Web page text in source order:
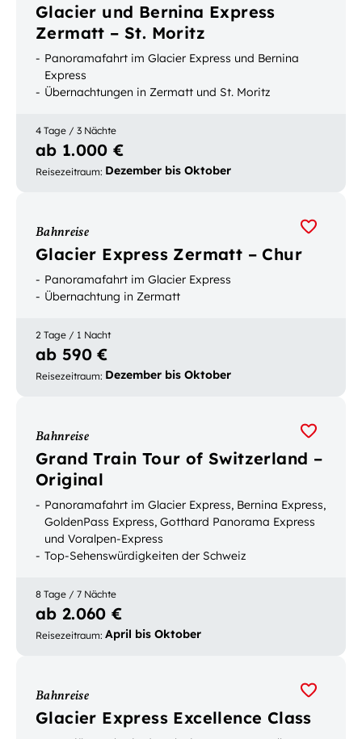
Glacier und Bernina Express
Zermatt – St. Moritz
Panoramafahrt im Glacier Express und Bernina
Express
Übernachtungen in Zermatt und St. Moritz
4 Tage / 3 Nächte
ab 1.000 €
Reisezeitraum: Dezember bis Oktober
Bahnreise
Glacier Express Zermatt – Chur
Panoramafahrt im Glacier Express
Übernachtung in Zermatt
2 Tage / 1 Nacht
ab 590 €
Reisezeitraum: Dezember bis Oktober
Bahnreise
Grand Train Tour of Switzerland –
Original
Panoramafahrt im Glacier Express, Bernina Express,
GoldenPass Express, Gotthard Panorama Express
und Voralpen-Express
Top-Sehenswürdigkeiten der Schweiz
8 Tage / 7 Nächte
ab 2.060 €
Reisezeitraum: April bis Oktober
Bahnreise
Glacier Express Excellence Class